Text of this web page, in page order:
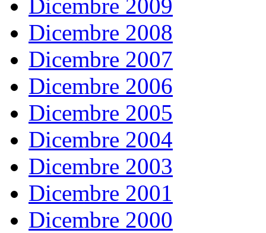
Dicembre 2009
Dicembre 2008
Dicembre 2007
Dicembre 2006
Dicembre 2005
Dicembre 2004
Dicembre 2003
Dicembre 2001
Dicembre 2000